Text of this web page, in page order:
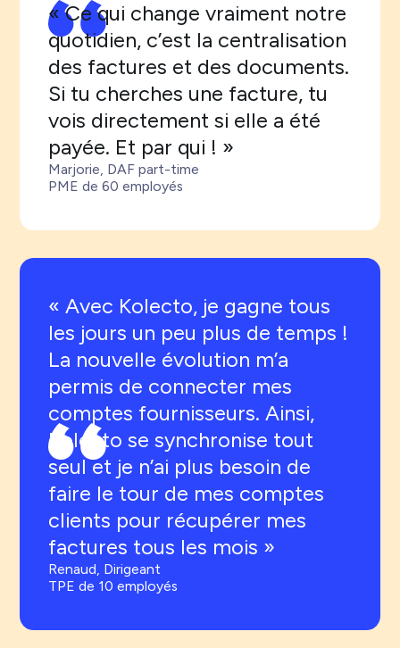
« Ce qui change vraiment notre
quotidien, c’est la centralisation
des factures et des documents.
Si tu cherches une facture, tu
vois directement si elle a été
payée. Et par qui ! »
Marjorie, DAF part-time
PME de 60 employés
« Avec Kolecto, je gagne tous
les jours un peu plus de temps !
La nouvelle évolution m’a
permis de connecter mes
comptes fournisseurs. Ainsi,
Kolecto se synchronise tout
seul et je n’ai plus besoin de
faire le tour de mes comptes
clients pour récupérer mes
factures tous les mois »
Renaud, Dirigeant
TPE de 10 employés